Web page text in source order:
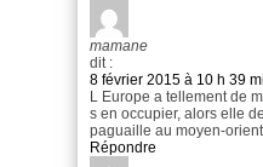
mamane
dit :
8 février 2015 à 10 h 39
L Europe a tellement de
s en occupier, alors elle
paguaille au moyen-orient
Répondre